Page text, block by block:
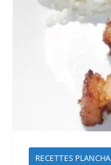
RECETTES PLANCHA